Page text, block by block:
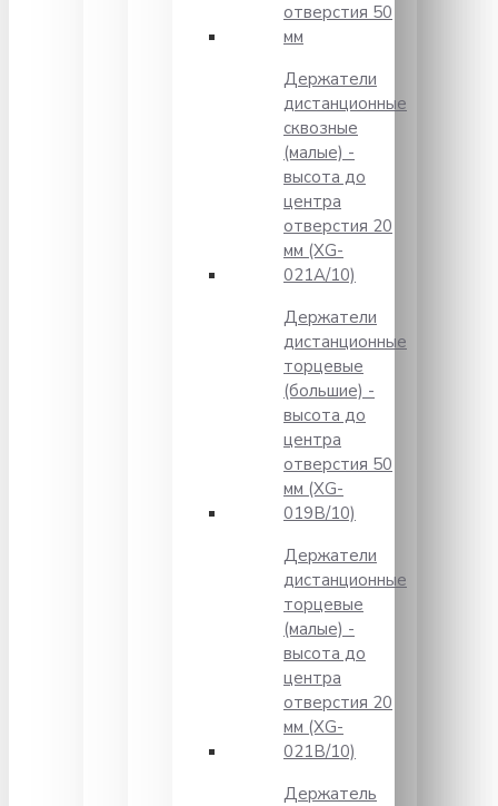
отверстия 50
мм
Держатели
дистанционные
сквозные
(малые) -
высота до
центра
отверстия 20
мм (XG-
021A/10)
Держатели
дистанционные
торцевые
(большие) -
высота до
центра
отверстия 50
мм (XG-
019B/10)
Держатели
дистанционные
торцевые
(малые) -
высота до
центра
отверстия 20
мм (XG-
021B/10)
Держатель